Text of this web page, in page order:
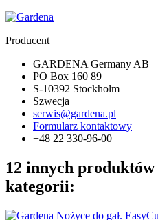
Producent
GARDENA Germany AB
PO Box 160 89
S-10392 Stockholm
Szwecja
serwis@gardena.pl
Formularz kontaktowy
+48 22 330-96-00
12 innych
kategorii: